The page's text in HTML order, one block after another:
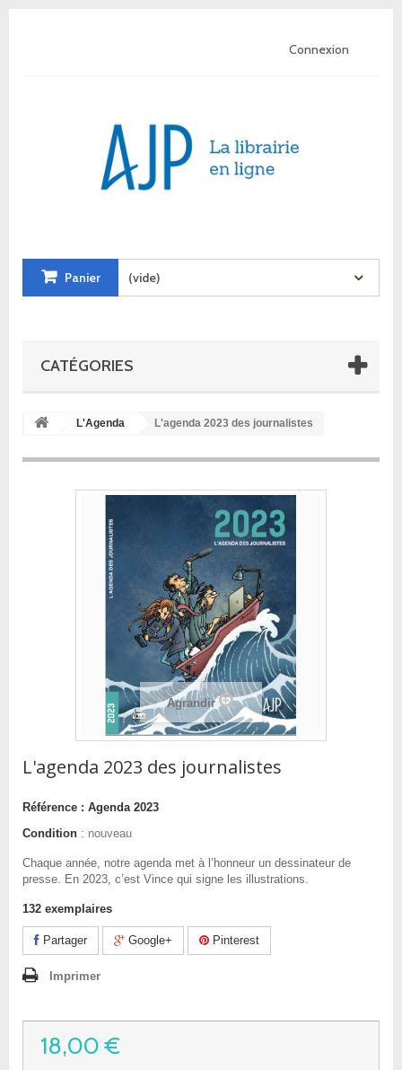
Connexion
Panier (vide)
CATÉGORIES
L'Agenda L'agenda 2023 des journalistes
Agrandir
L'agenda 2023 des journalistes
Référence : Agenda 2023
Condition : nouveau
Chaque année, notre agenda met à l’honneur un dessinateur de
presse. En 2023, c’est Vince qui signe les illustrations.
132 exemplaires
Partager Google+ Pinterest
Imprimer
18,00 €